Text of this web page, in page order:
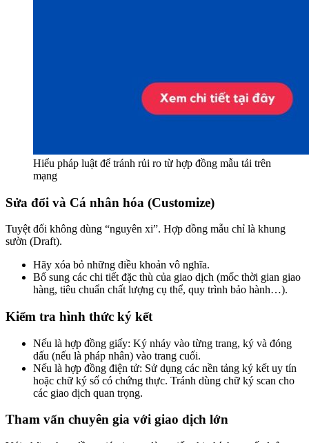
Hiểu pháp luật để tránh rủi ro từ hợp đồng mẫu tải trên
mạng
Sửa đổi và Cá nhân hóa (Customize)
Tuyệt đối không dùng “nguyên xi”. Hợp đồng mẫu chỉ là khung
sườn (Draft).
Hãy xóa bỏ những điều khoản vô nghĩa.
Bổ sung các chi tiết đặc thù của giao dịch (mốc thời gian giao
hàng, tiêu chuẩn chất lượng cụ thể, quy trình bảo hành…).
Kiểm tra hình thức ký kết
Nếu là hợp đồng giấy: Ký nháy vào từng trang, ký và đóng
dấu (nếu là pháp nhân) vào trang cuối.
Nếu là hợp đồng điện tử: Sử dụng các nền tảng ký kết uy tín
hoặc chữ ký số có chứng thực. Tránh dùng chữ ký scan cho
các giao dịch quan trọng.
Tham vấn chuyên gia với giao dịch lớn